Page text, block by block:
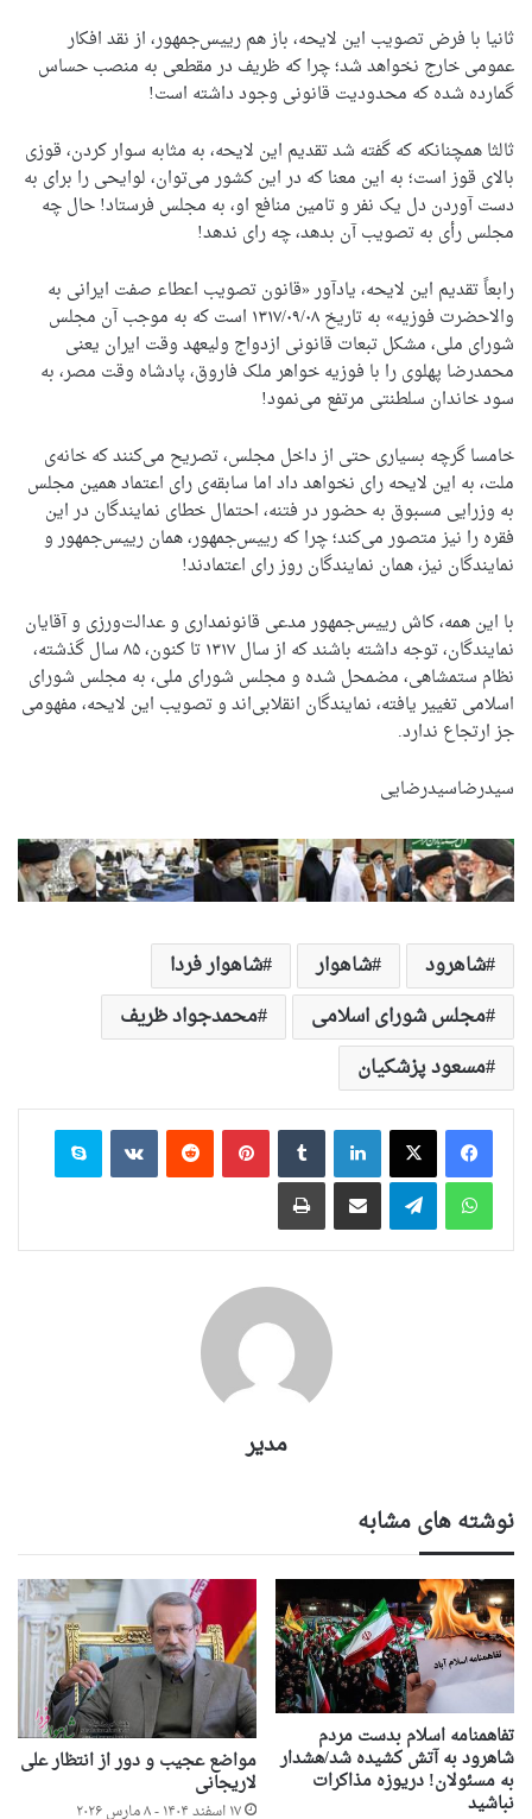
ثانیا با فرض تصویب این لایحه، باز هم رییس‌جمهور، از نقد افکار
عمومی خارج نخواهد شد؛ چرا که ظریف در مقطعی به منصب حساس
گمارده شده که محدودیت قانونی وجود داشته است!
ثالثا همچنانکه که گفته شد تقدیم این لایحه، به مثابه سوار کردن، قوزی
بالای قوز است؛ به این معنا که در این کشور می‌توان، لوایحی را برای به
دست آوردن دل یک نفر و تامین منافع او، به مجلس فرستاد! حال چه
مجلس رأی به تصویب آن بدهد، چه رای ندهد!
رابعاً تقدیم این لایحه، یادآور «قانون تصویب اعطاء صفت ایرانی به
والاحضرت فوزیه» به تاریخ ۱۳۱۷/۰۹/۰۸ است که به موجب آن مجلس
شورای ملی، مشکل تبعات قانونی ازدواج ولیعهد وقت ایران یعنی
محمدرضا پهلوی را با فوزیه‌ خواهر ملک فاروق، پادشاه وقت مصر، به
سود خاندان سلطنتی مرتفع می‌نمود!
خامسا گرچه بسیاری حتی از داخل مجلس، تصریح می‌کنند که خانه‌ی
ملت، به این لایحه رای نخواهد داد اما سابقه‌‌ی رای اعتماد همین مجلس
به وزرایی مسبوق به حضور در فتنه، احتمال خطای نمایندگان در این
فقره را نیز متصور می‌کند؛ چرا که رییس‌جمهور، همان رییس‌جمهور و
نمایندگان نیز، همان نمایندگان روز رای اعتمادند!
با این همه، کاش رییس‌جمهور مدعی قانونمداری و عدالت‌ورزی و آقایان
نمایندگان، توجه داشته باشند که از سال ۱۳۱۷ تا کنون، ۸۵ سال گذشته،
نظام ستمشاهی، مضمحل شده و مجلس شورای ملی، به مجلس شورای
اسلامی تغییر یافته، نمایندگان انقلابی‌اند و تصویب این لایحه، مفهومی
جز ارتجاع ندارد.
سیدرضاسیدرضایی
شاهرود شاهوار
شاهوار فردا
مجلس شورای اسلامی
محمدجواد ظریف
مسعود پزشکیان
لینکدین ‫تامبلر ‫پین‌ترست‫رددیت ‫VKontakteاسکایپ
واتس آپ
تلگرام اشتراک گذاری از طریق ایمیل چاپ
مدیر
نوشته های مشابه
تفاهمنامه اسلام بدست مردم
شاهرود به آتش کشیده شد/هشدار
به مسئولان! دریوزه مذاکرات
نباشید
مواضع عجیب و دور از انتظار علی
لاریجانی
۱۷ اسفند ۱۴۰۴ - ۸ مارس ۲۰۲۶